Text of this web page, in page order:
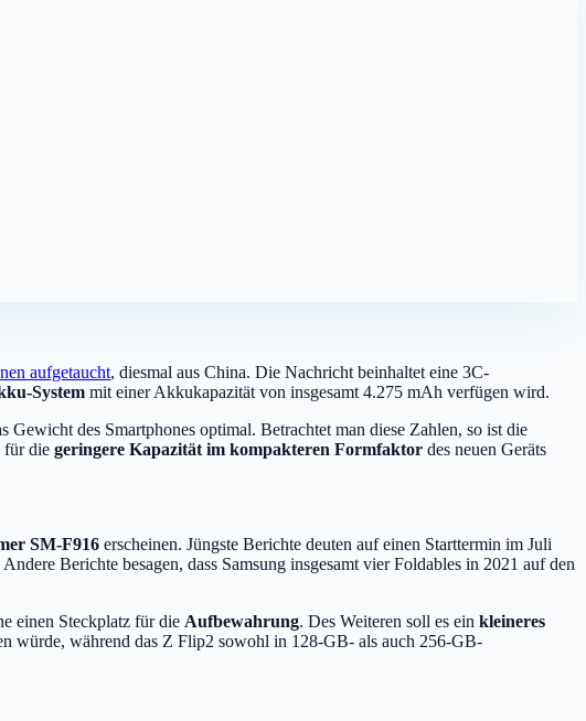
aufgetaucht, diesmal aus China. Die Nachricht beinhaltet eine 3C-
System mit einer Akkukapazität von insgesamt 4.275 mAh verfügen wird.
des Smartphones optimal. Betrachtet man diese Zahlen, so ist die
für die geringere Kapazität im kompakteren Formfaktor des neuen Geräts
SM-F916 erscheinen. Jüngste Berichte deuten auf einen Starttermin im Juli
Berichte besagen, dass Samsung insgesamt vier Foldables in 2021 auf den
einen Steckplatz für die Aufbewahrung. Des Weiteren soll es ein kleineres
würde, während das Z Flip2 sowohl in 128-GB- als auch 256-GB-